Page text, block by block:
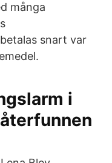
många
snart var
i